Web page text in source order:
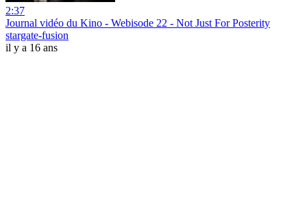
2:37
Journal vidéo du Kino - Webisode 22 - Not Just For Posterity
stargate-fusion
il y a 16 ans